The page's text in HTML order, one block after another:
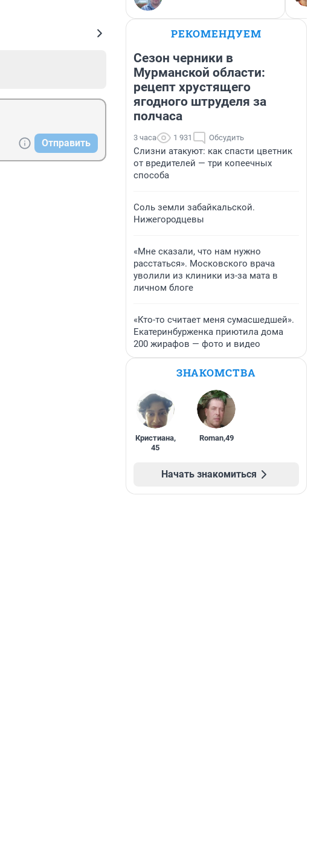
Отправить
РЕКОМЕНДУЕМ
Сезон черники в
Мурманской области:
рецепт хрустящего
ягодного штруделя за
полчаса
3 часа 1 931 Обсудить
Слизни атакуют: как спасти цветник
от вредителей — три копеечных
способа
Соль земли забайкальской.
Нижегородцевы
«Мне сказали, что нам нужно
расстаться». Московского врача
уволили из клиники из-за мата в
личном блоге
«Кто-то считает меня сумасшедшей».
Екатеринбурженка приютила дома
200 жирафов — фото и видео
ЗНАКОМСТВА
Кристиана,
45
Roman,49
Начать знакомиться